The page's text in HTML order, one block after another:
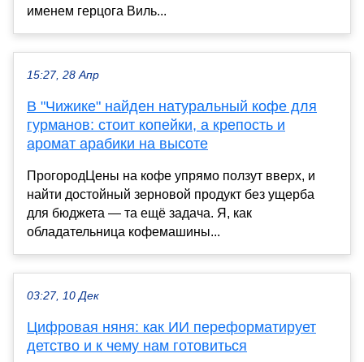
именем герцога Виль...
15:27, 28 Апр
В "Чижике" найден натуральный кофе для
гурманов: стоит копейки, а крепость и
аромат арабики на высоте
ПрогородЦены на кофе упрямо ползут вверх, и
найти достойный зерновой продукт без ущерба
для бюджета — та ещё задача. Я, как
обладательница кофемашины...
03:27, 10 Дек
Цифровая няня: как ИИ переформатирует
детство и к чему нам готовиться